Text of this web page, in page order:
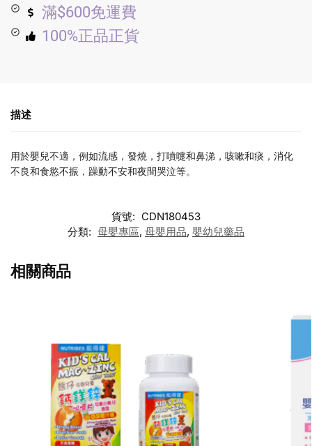
滿$600免運費
100%正品正貨
描述
用於嬰兒不適，例如流感，發燒，打噴嚏和鼻涕，咳嗽和痰，消化
不良和食慾不振，躁動不安和夜間哭泣等。
貨號: CDN180453
分類: 母嬰專區, 母嬰用品, 嬰幼兒藥品
相關商品